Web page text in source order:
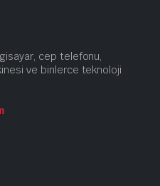
cep telefonu,
ve binlerce teknoloji